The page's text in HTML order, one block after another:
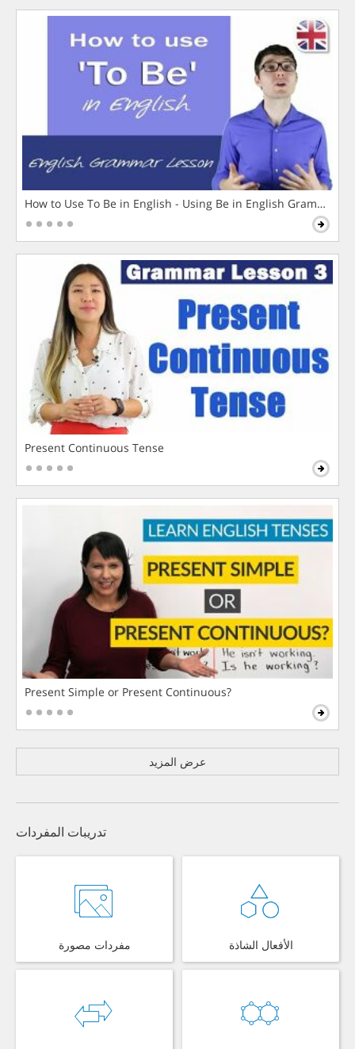
How to Use To Be in English - Using Be in English Grammar
Present Continuous Tense
Present Simple or Present Continuous?
عرض المزيد
تدريبات المفردات
مفردات مصورة الأفعال الشاذة